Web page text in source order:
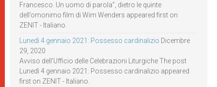
Francesco. Un uomo di parola”, dietro le quinte
dell’omonimo film di Wim Wenders appeared first on
ZENIT - Italiano.
Lunedì 4 gennaio 2021: Possesso cardinalizio Dicembre
29, 2020
Avviso dell’Ufficio delle Celebrazioni Liturgiche The post
Lunedì 4 gennaio 2021: Possesso cardinalizio appeared
first on ZENIT - Italiano.